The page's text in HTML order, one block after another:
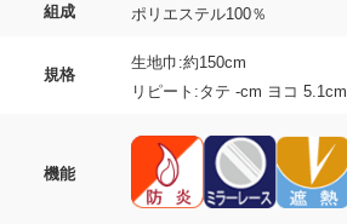
組成 ポリエステル100％
規格
生地巾:約150cm
リピート:タテ -cm ヨコ 5.1cm
機能